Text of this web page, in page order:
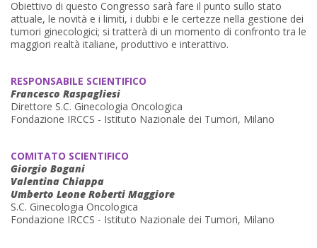
Obiettivo di questo Congresso sarà fare il punto sullo stato
attuale, le novità e i limiti, i dubbi e le certezze nella gestione dei
tumori ginecologici; si tratterà di un momento di confronto tra le
maggiori realtà italiane, produttivo e interattivo.
RESPONSABILE SCIENTIFICO
Francesco Raspagliesi
Direttore S.C. Ginecologia Oncologica
Fondazione IRCCS - Istituto Nazionale dei Tumori, Milano
COMITATO SCIENTIFICO
Giorgio Bogani
Valentina Chiappa
Umberto Leone Roberti Maggiore
S.C. Ginecologia Oncologica
Fondazione IRCCS - Istituto Nazionale dei Tumori, Milano